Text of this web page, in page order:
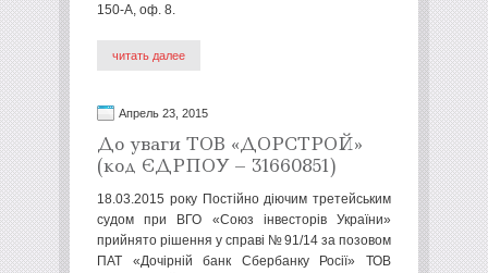
150-А, оф. 8.
читать далее
Апрель 23, 2015
До уваги ТОВ «ДОРСТРОЙ»
(код ЄДРПОУ – 31660851)
18.03.2015 року Постійно діючим третейським
судом при ВГО «Союз інвесторів України»
прийнято рішення у справі № 91/14 за позовом
ПАТ «Дочірній банк Сбербанку Росії» ТОВ